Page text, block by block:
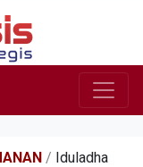
/ Iduladha